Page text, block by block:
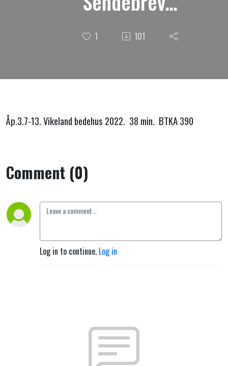
til
menigheten
i Filadelfia."
1 101
Åp.3.7-13. Vikeland bedehus 2022. 38 min. BTKA 390
Comment (0)
Log in to continue. Log in